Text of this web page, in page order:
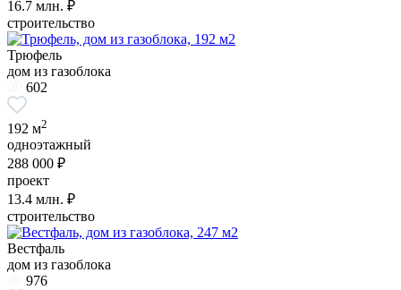
16.7 млн. ₽
строительство
Трюфель
дом из газоблока
602
192 м2
одноэтажный
288 000 ₽
проект
13.4 млн. ₽
строительство
Вестфаль
дом из газоблока
976